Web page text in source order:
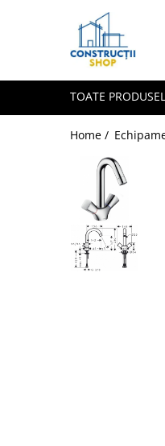
Toate Produsele
Radiatoare din panouri de
Aparate de aer conditionat
Condensare cu ACM
Condensare incalzire
Termostate
Echipamente Electrice
TOATE
Home /